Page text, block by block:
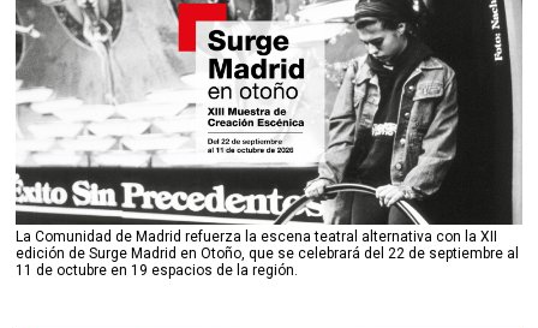
La Comunidad de Madrid refuerza la escena teatral alternativa con la XII
edición de Surge Madrid en Otoño, que se celebrará del 22 de septiembre al
11 de octubre en 19 espacios de la región.